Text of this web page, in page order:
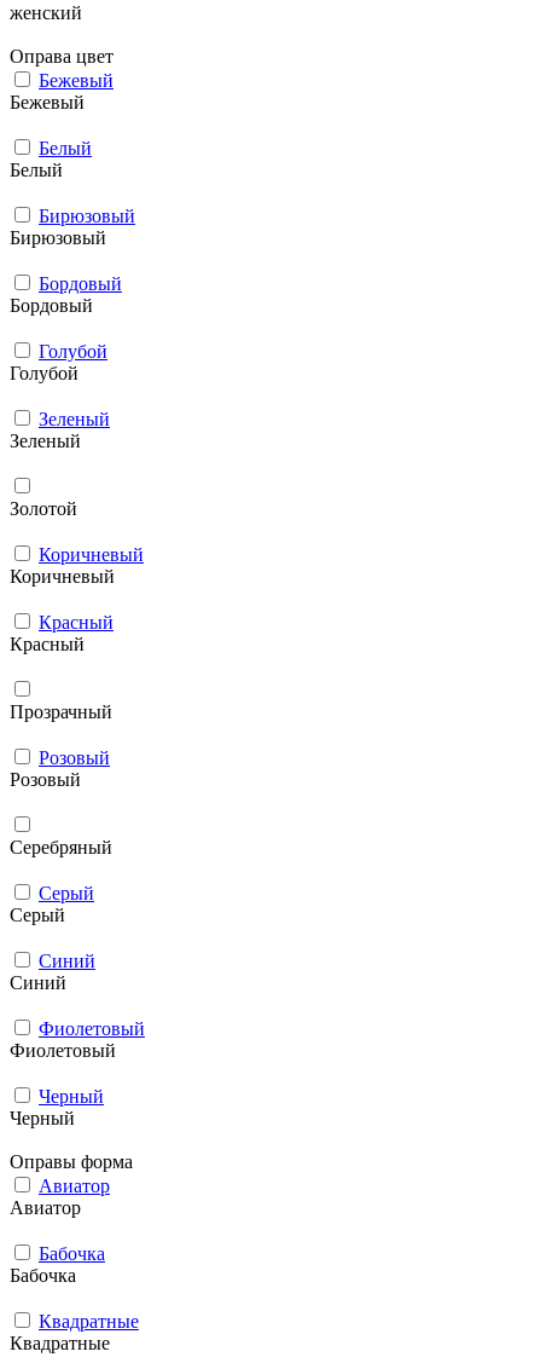
женский
Оправа цвет
Бежевый
Бежевый
Белый
Белый
Бирюзовый
Бирюзовый
Бордовый
Бордовый
Голубой
Голубой
Зеленый
Зеленый
Золотой
Коричневый
Коричневый
Красный
Красный
Прозрачный
Розовый
Розовый
Серебряный
Серый
Серый
Синий
Синий
Фиолетовый
Фиолетовый
Черный
Черный
Оправы форма
Авиатор
Авиатор
Бабочка
Бабочка
Квадратные
Квадратные